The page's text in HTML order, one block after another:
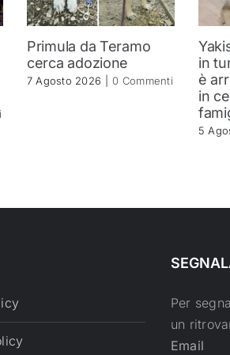
Primula da Teramo
cerca adozione
7 Agosto 2026 0 Commenti
in
è
in
5
Per
un
Email